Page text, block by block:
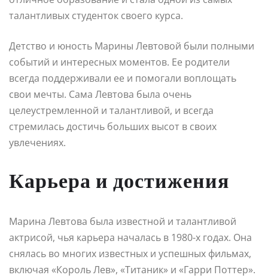
талантливых студенток своего курса.
Детство и юность Марины Левтовой были полными
событий и интересных моментов. Ее родители
всегда поддерживали ее и помогали воплощать
свои мечты. Сама Левтова была очень
целеустремленной и талантливой, и всегда
стремилась достичь больших высот в своих
увлечениях.
Карьера и достижения
Марина Левтова была известной и талантливой
актрисой, чья карьера началась в 1980-х годах. Она
снялась во многих известных и успешных фильмах,
включая «Король Лев», «Титаник» и «Гарри Поттер».